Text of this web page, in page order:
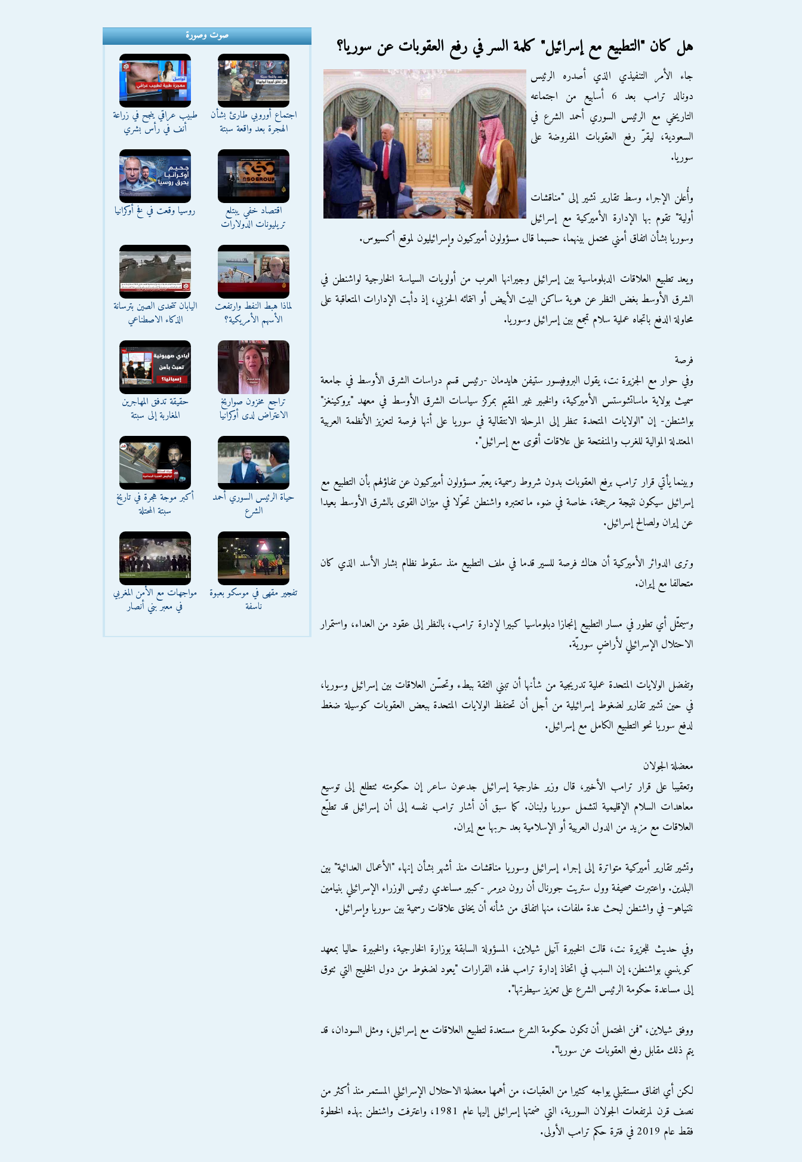
هل كان "التطبيع مع إسرائيل" كلمة السر في رفع العقوبات عن سوريا؟
جاء الأمر التنفيذي الذي أصدره الرئيس
دونالد ترامب بعد 6 أسابيع من اجتماعه
التاريخي مع الرئيس السوري أحمد الشرع في
السعودية، ليقرّ رفع العقوبات المفروضة على
سوريا.
وأُعلن الإجراء وسط تقارير تشير إلى "مناقشات
أولية" تقوم بها الإدارة الأميركية مع إسرائيل
وسوريا بشأن اتفاق أمني محتمل بينهما، حسبما قال مسؤولون أميركيون وإسرائيليون لموقع أكسيوس.
ويعد تطبيع العلاقات الدبلوماسية بين إسرائيل وجيرانها العرب من أولويات السياسة الخارجية لواشنطن في
الشرق الأوسط بغض النظر عن هوية ساكن البيت الأبيض أو انتمائه الحزبي، إذ دأبت الإدارات المتعاقبة على
محاولة الدفع باتجاه عملية سلام تجمع بين إسرائيل وسوريا.
فرصة
وفي حوار مع الجزيرة نت، يقول البروفيسور ستيفن هايدمان -رئيس قسم دراسات الشرق الأوسط في جامعة
سميث بولاية ماساتشوستس الأميركية، والخبير غير المقيم بمركز سياسات الشرق الأوسط في معهد "بروكينغز"
بواشنطن- إن "الولايات المتحدة تنظر إلى المرحلة الانتقالية في سوريا على أنها فرصة لتعزيز الأنظمة العربية
المعتدلة الموالية للغرب والمنفتحة على علاقات أقوى مع إسرائيل".
وبينما يأتي قرار ترامب برفع العقوبات بدون شروط رسمية، يعبّر مسؤولون أميركيون عن تفاؤلهم بأن التطبيع مع
إسرائيل سيكون نتيجة مرجحة، خاصة في ضوء ما تعتبره واشنطن تحوّلا في ميزان القوى بالشرق الأوسط بعيدا
عن إيران ولصالح إسرائيل.
وترى الدوائر الأميركية أن هناك فرصة للسير قدما في ملف التطبيع منذ سقوط نظام بشار الأسد الذي كان
متحالفا مع إيران.
وسيمثّل أي تطور في مسار التطبيع إنجازا دبلوماسيا كبيرا لإدارة ترامب، بالنظر إلى عقود من العداء، واستمرار
الاحتلال الإسرائيلي لأراضٍ سوريّة.
وتفضل الولايات المتحدة عملية تدريجية من شأنها أن تبني الثقة ببطء وتحسّن العلاقات بين إسرائيل وسوريا،
في حين تشير تقارير لضغوط إسرائيلية من أجل أن تحتفظ الولايات المتحدة ببعض العقوبات كوسيلة ضغط
لدفع سوريا نحو التطبيع الكامل مع إسرائيل.
معضلة الجولان
وتعقيبا على قرار ترامب الأخير، قال وزير خارجية إسرائيل جدعون ساعر إن حكومته تتطلع إلى توسيع
معاهدات السلام الإقليمية لتشمل سوريا ولبنان. كما سبق أن أشار ترامب نفسه إلى أن إسرائيل قد تطبّع
العلاقات مع مزيد من الدول العربية أو الإسلامية بعد حربها مع إيران.
وتشير تقارير أميركية متواترة إلى إجراء إسرائيل وسوريا مناقشات منذ أشهر بشأن إنهاء "الأعمال العدائية" بين
البلدين. واعتبرت صحيفة وول ستريت جورنال أن رون ديرمر -كبير مساعدي رئيس الوزراء الإسرائيلي بنيامين
نتنياهو– في واشنطن لبحث عدة ملفات، منها اتفاق من شأنه أن يخلق علاقات رسمية بين سوريا وإسرائيل.
وفي حديث للجزيرة نت، قالت الخبيرة آنيل شيلاين، المسؤولة السابقة بوزارة الخارجية، والخبيرة حاليا بمعهد
كوينسي بواشنطن، إن السبب في اتخاذ إدارة ترامب لهذه القرارات "يعود لضغوط من دول الخليج التي تتوق
إلى مساعدة حكومة الرئيس الشرع على تعزيز سيطرتها".
ووفق شيلاين، "فمن المحتمل أن تكون حكومة الشرع مستعدة لتطبيع العلاقات مع إسرائيل، ومثل السودان، قد
يتم ذلك مقابل رفع العقوبات عن سوريا".
لكن أي اتفاق مستقبلي يواجه كثيرا من العقبات، من أهمها معضلة الاحتلال الإسرائيلي المستمر منذ أكثر من
نصف قرن لمرتفعات الجولان السورية، التي ضمتها إسرائيل إليها عام 1981، واعترفت واشنطن بهذه الخطوة
فقط عام 2019 في فترة حكم ترامب الأولى.
صوت وصورة
اجتماع أوروبي طارئ بشأن
الهجرة بعد واقعة سبتة
طبيب عراقي ينجح في زراعة
أنف في رأس بشري
اقتصاد خفي يبتلع
تريليونات الدولارات
روسيا وقعت في فخ أوكرانيا
لماذا هبط النفط وارتفعت
الأسهم الأمريكية؟
اليابان تتحدى الصين بترسانة
الذكاء الاصطناعي
تراجع مخزون صواريخ
الاعتراض لدى أوكرانيا
حقيقة تدفق المهاجرين
المغاربة إلى سبتة
حياة الرئيس السوري أحمد
الشرع
أكبر موجة هجرة في تاريخ
سبتة المحتلة
تفجير مقهى في موسكو بعبوة
ناسفة
مواجهات مع الأمن المغربي
في معبر بني أنصار